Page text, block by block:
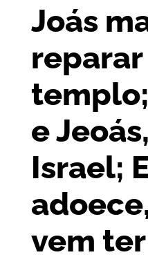
Joás
reparar
e
Israel;
vem